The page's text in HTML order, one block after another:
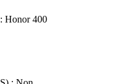
: Honor 400